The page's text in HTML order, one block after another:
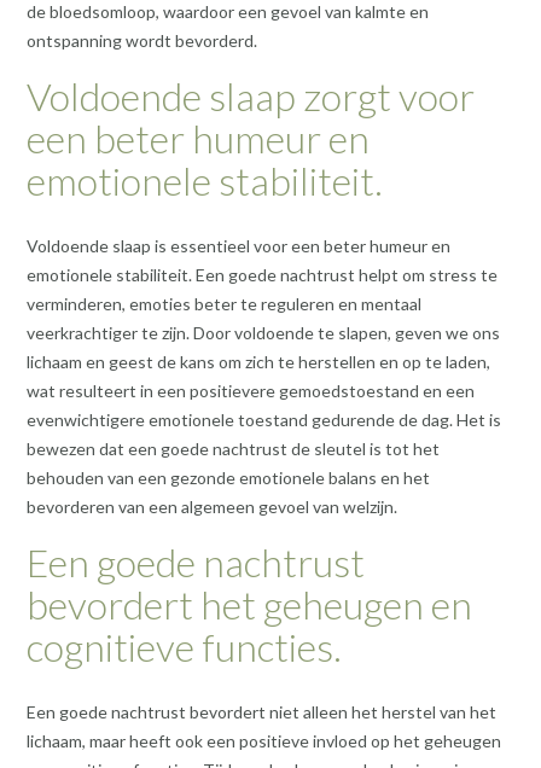
de bloedsomloop, waardoor een gevoel van kalmte en
ontspanning wordt bevorderd.
Voldoende slaap zorgt voor
een beter humeur en
emotionele stabiliteit.
Voldoende slaap is essentieel voor een beter humeur en
emotionele stabiliteit. Een goede nachtrust helpt om stress te
verminderen, emoties beter te reguleren en mentaal
veerkrachtiger te zijn. Door voldoende te slapen, geven we ons
lichaam en geest de kans om zich te herstellen en op te laden,
wat resulteert in een positievere gemoedstoestand en een
evenwichtigere emotionele toestand gedurende de dag. Het is
bewezen dat een goede nachtrust de sleutel is tot het
behouden van een gezonde emotionele balans en het
bevorderen van een algemeen gevoel van welzijn.
Een goede nachtrust
bevordert het geheugen en
cognitieve functies.
Een goede nachtrust bevordert niet alleen het herstel van het
lichaam, maar heeft ook een positieve invloed op het geheugen